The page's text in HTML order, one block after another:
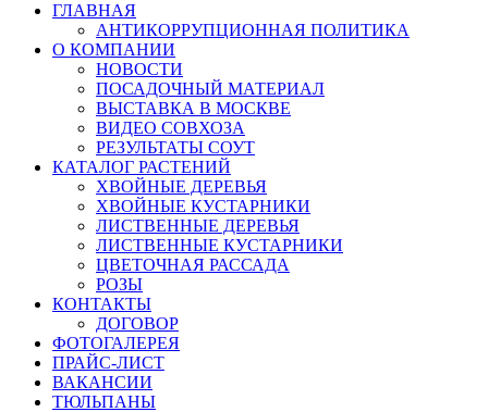
ГЛАВНАЯ
АНТИКОРРУПЦИОННАЯ ПОЛИТИКА
О КОМПАНИИ
НОВОСТИ
ПОСАДОЧНЫЙ МАТЕРИАЛ
ВЫСТАВКА В МОСКВЕ
ВИДЕО СОВХОЗА
РЕЗУЛЬТАТЫ СОУТ
КАТАЛОГ РАСТЕНИЙ
ХВОЙНЫЕ ДЕРЕВЬЯ
ХВОЙНЫЕ КУСТАРНИКИ
ЛИСТВЕННЫЕ ДЕРЕВЬЯ
ЛИСТВЕННЫЕ КУСТАРНИКИ
ЦВЕТОЧНАЯ РАССАДА
РОЗЫ
КОНТАКТЫ
ДОГОВОР
ФОТОГАЛЕРЕЯ
ПРАЙС-ЛИСТ
ВАКАНСИИ
ТЮЛЬПАНЫ